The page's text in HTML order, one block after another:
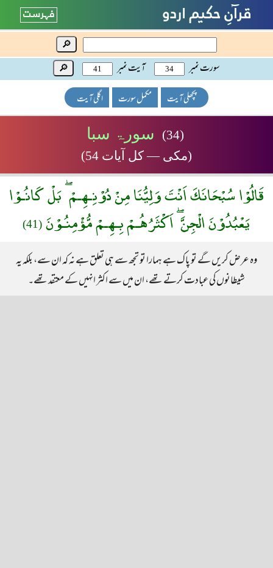
🔎
سورت نمبر آیت نمبر 🔎
پچھلی آیت مکمل سورت اگلی آیت
(34) سورۃ سبا
(مکی — کل آیات 54)
قَالُوْا سُبْحَانَكَ اَنْتَ وَلِيُّنَا مِنْ دُوْنِـهِـمْ ۖ بَلْ كَانُـوْا
يَعْبُدُوْنَ الْجِنَّ ۖ اَكْثَرُهُـمْ بِـهِـمْ مُّؤْمِنُـوْنَ (41)
وہ عرض کریں گے تو پاک ہے ہمارا تو تجھ سے ہی تعلق ہے نہ کہ ان سے، بلکہ یہ
شیطانوں کی عبادت کرتے تھے، ان میں سے اکثر انہیں کے معتقد تھے۔